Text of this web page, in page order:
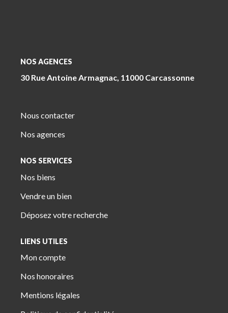
NOS AGENCES
30 Rue Antoine Armagnac, 11000 Carcassonne
Nous contacter
Nos agences
NOS SERVICES
Nos biens
Vendre un bien
Déposez votre recherche
LIENS UTILES
Mon compte
Nos honoraires
Mentions légales